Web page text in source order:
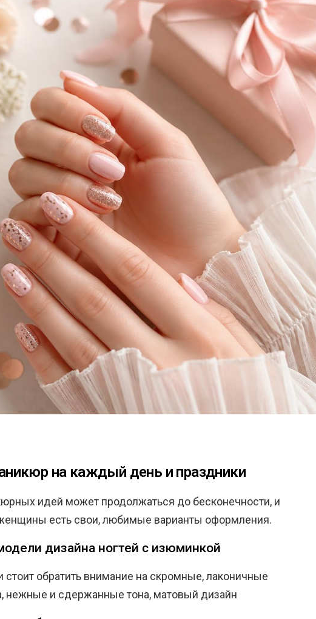
на каждый день и праздники
идей может продолжаться до бесконечности, и
есть свои, любимые варианты оформления.
дизайна ногтей с изюминкой
обратить внимание на скромные, лаконичные
нежные и сдержанные тона, матовый дизайн